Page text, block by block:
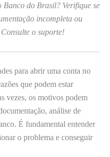
do Brasil? Verifique se
incompleta ou
o suporte!
para abrir uma conta no
que podem estar
vezes, os motivos podem
análise de
É fundamental entender
o problema e conseguir